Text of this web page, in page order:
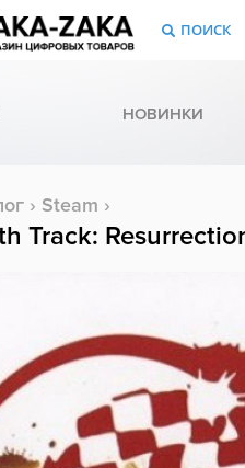
ПОИСК
НОВИНКИ
› Steam ›
Track: